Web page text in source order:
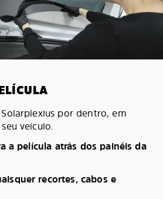
por dentro, em
veículo.
a película atrás dos painéis da
recortes, cabos e